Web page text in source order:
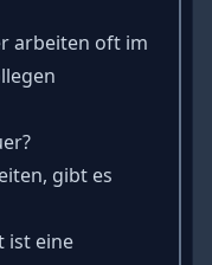
arbeiten oft im
gibt es
ist eine